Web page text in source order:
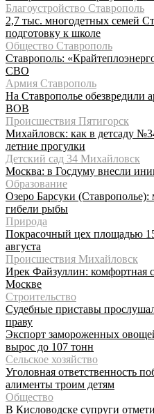
Благоустройство Ставрополь
2,7 тыс. многодетных семей
подготовку к школе
Общество Ставрополь
Ставрополь:
СВО
Армия Ставрополь
На Ставрополье обезвредили
ВОВ
Происшествия Пятигорск
Михайловск: как в детсаду
летние прогулки
Детский сад 34 Михайловск
Москва: в Госдуму внесли
Образование
Озеро Барсуки
гибели рыбы
Природа
Покрасочный цех площадью
августа
Происшествия Михайловск
Ирек Файзуллин: комфортная
Москве
Строительство
Судебные приставы
праву
Экспорт замороженных
вырос до 107 тонн
Сельское хозяйство
Уголовная ответственность
алименты троим детям
Общество
В Кисловодске супруги